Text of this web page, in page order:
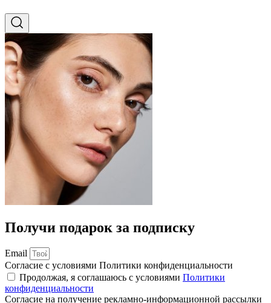
Получи подарок за подписку
Email
Согласие с условиями Политики конфиденциальности
Продолжая, я соглашаюсь с условиями Политики
конфиденциальности
Согласие на получение рекламно-информационной рассылки